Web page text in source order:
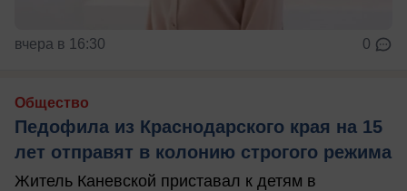
вчера в 16:30 0
Общество
Педофила из Краснодарского края на 15
лет отправят в колонию строгого режима
Житель Каневской приставал к детям в